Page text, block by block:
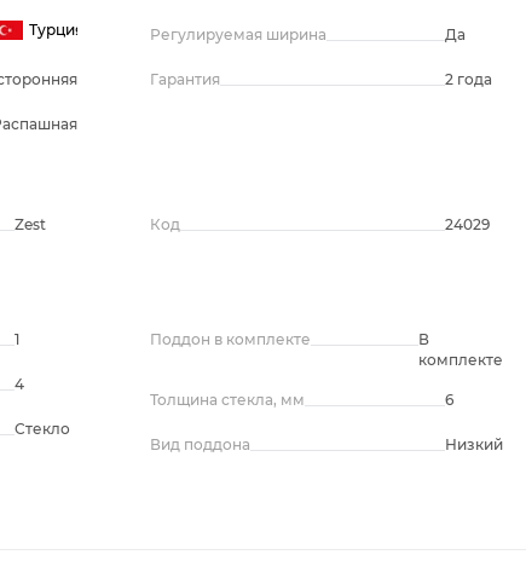
Турция Регулируемая ширина Да
Гарантия 2 года
Zest Код 24029
1
4
Стекло
Поддон в комплекте
В
комплекте
Толщина стекла, мм 6
Вид поддона Низкий